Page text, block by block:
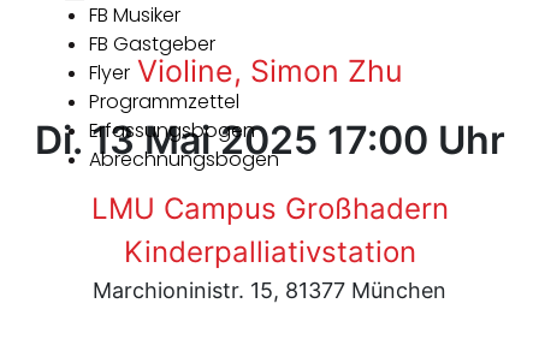
FB Musiker
FB Gastgeber
Flyer
Programmzettel
Erfassungsbogen
Abrechnungsbogen
Violine, Simon Zhu
Di. 13 Mai 2025 17:00 Uhr
LMU Campus Großhadern
Kinderpalliativstation
Marchioninistr. 15, 81377 München